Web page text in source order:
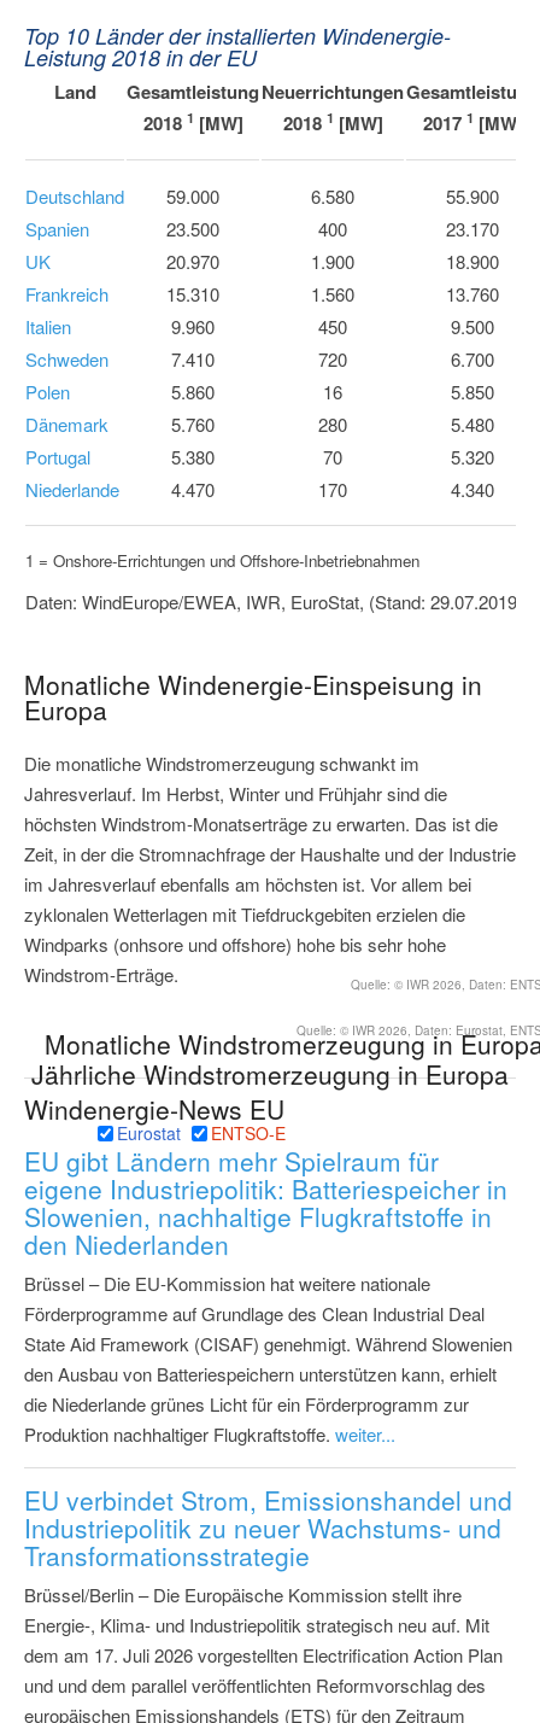
Top 10 Länder der installierten Windenergie-
Leistung 2018 in der EU
Land
Gesamtleistung
2018 1 [MW]
Neuerrichtungen
2018 1 [MW]
Gesamtleistung
2017 1 [MW]
Deutschland 59.000 6.580
55.900
Spanien
23.500 400
23.170
UK
20.970 1.900
18.900
Frankreich
15.310 1.560
13.760
Italien
9.960 450
9.500
Schweden
7.410 720
6.700
Polen
5.860 16
5.850
Dänemark
5.760 280
5.480
Portugal
5.380 70
5.320
Niederlande
4.470 170 4.340
1 = Onshore-Errichtungen und Offshore-Inbetriebnahmen
Daten: WindEurope/EWEA, IWR, EuroStat, (Stand: 29.07.2019),
Monatliche Windenergie-Einspeisung in
Europa
Die monatliche Windstromerzeugung schwankt im
Jahresverlauf. Im Herbst, Winter und Frühjahr sind die
höchsten Windstrom-Monatserträge zu erwarten. Das ist die
Zeit, in der die Stromnachfrage der Haushalte und der Industrie
im Jahresverlauf ebenfalls am höchsten ist. Vor allem bei
zyklonalen Wetterlagen mit Tiefdruckgebiten erzielen die
Windparks (onhsore und offshore) hohe bis sehr hohe
Windstrom-Erträge.
Monatliche Windstromerzeugung in
Quelle: © IWR 2026, Daten:
Jährliche Windstromerzeugung in Europa
Eurostat ENTSO-E
Quelle: © IWR 2026, Daten: Eurostat,
Windenergie-News EU
EU gibt Ländern mehr Spielraum für
eigene Industriepolitik: Batteriespeicher in
Slowenien, nachhaltige Flugkraftstoffe in
den Niederlanden
Brüssel – Die EU-Kommission hat weitere nationale
Förderprogramme auf Grundlage des Clean Industrial Deal
State Aid Framework (CISAF) genehmigt. Während Slowenien
den Ausbau von Batteriespeichern unterstützen kann, erhielt
die Niederlande grünes Licht für ein Förderprogramm zur
Produktion nachhaltiger Flugkraftstoffe. weiter...
EU verbindet Strom, Emissionshandel und
Industriepolitik zu neuer Wachstums- und
Transformationsstrategie
Brüssel/Berlin – Die Europäische Kommission stellt ihre
Energie-, Klima- und Industriepolitik strategisch neu auf. Mit
dem am 17. Juli 2026 vorgestellten Electrification Action Plan
und und dem parallel veröffentlichten Reformvorschlag des
europäischen Emissionshandels (ETS) für den Zeitraum